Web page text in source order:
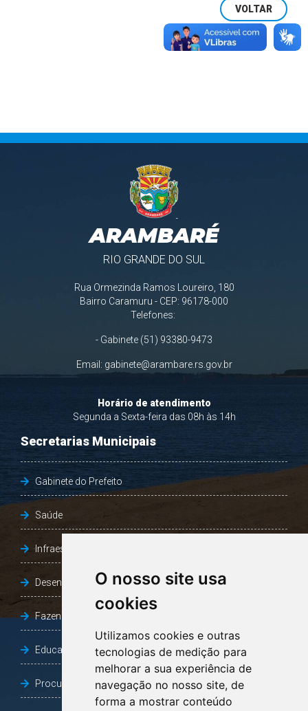
O nosso site usa
cookies
Utilizamos cookies e outras
tecnologias de medição para
melhorar a sua experiência de
navegação no nosso site, de
forma a mostrar conteúdo
VOLTAR
ARAMBARÉ
RIO GRANDE DO SUL
Rua Ormezinda Ramos Loureiro, 180
Bairro Caramuru - CEP: 96178-000
Telefones:
- Gabinete (51) 93380-9473
Email: gabinete@arambare.rs.gov.br
Horário de atendimento
Segunda a Sexta-feira das 08h às 14h
Secretarias Municipais
Gabinete do Prefeito
Saúde
Infraestrutura, Agricultura e Meio Ambiente
Desenvolvimento Social
Fazenda e Desenvolvimento Econômico
Educação
Procuradoria Geral do Município